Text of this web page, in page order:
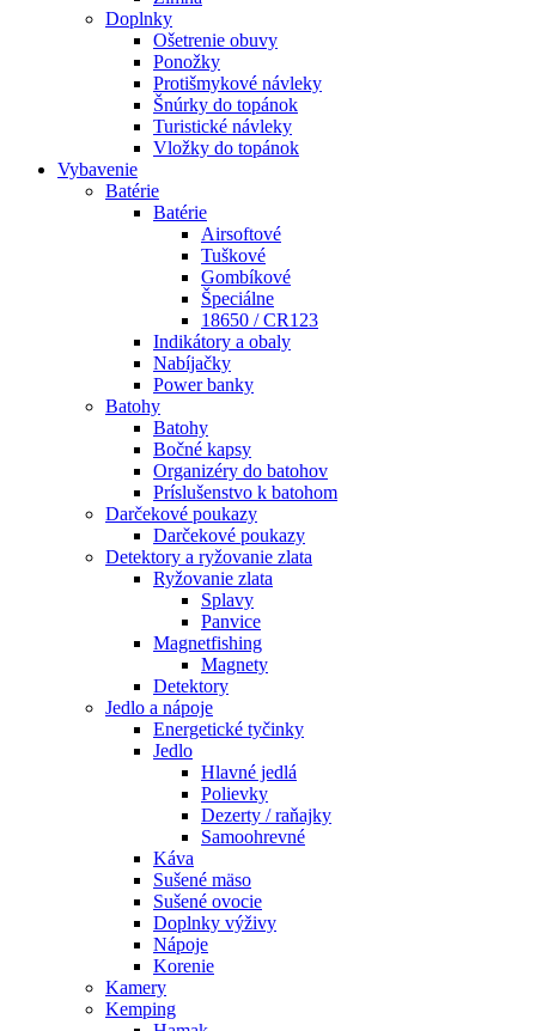
Doplnky
Ošetrenie obuvy
Ponožky
Protišmykové návleky
Šnúrky do topánok
Turistické návleky
Vložky do topánok
Vybavenie
Batérie
Batérie
Airsoftové
Tuškové
Gombíkové
Špeciálne
18650 / CR123
Indikátory a obaly
Nabíjačky
Power banky
Batohy
Batohy
Bočné kapsy
Organizéry do batohov
Príslušenstvo k batohom
Darčekové poukazy
Darčekové poukazy
Detektory a ryžovanie zlata
Ryžovanie zlata
Splavy
Panvice
Magnetfishing
Magnety
Detektory
Jedlo a nápoje
Energetické tyčinky
Jedlo
Hlavné jedlá
Polievky
Dezerty / raňajky
Samoohrevné
Káva
Sušené mäso
Sušené ovocie
Doplnky výživy
Nápoje
Korenie
Kamery
Kemping